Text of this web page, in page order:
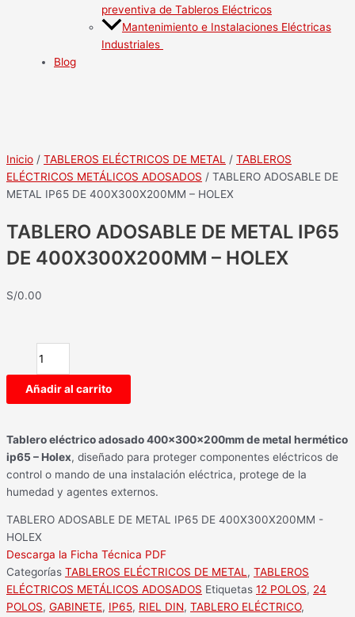
preventiva de Tableros Eléctricos
Mantenimiento e Instalaciones Eléctricas
Industriales
Blog
Inicio / TABLEROS ELÉCTRICOS DE METAL / TABLEROS
ELÉCTRICOS METÁLICOS ADOSADOS / TABLERO ADOSABLE DE
METAL IP65 DE 400X300X200MM – HOLEX
TABLERO ADOSABLE DE METAL IP65
DE 400X300X200MM – HOLEX
S/0.00
Añadir al carrito
Tablero eléctrico adosado 400x300x200mm de metal hermético
ip65 – Holex, diseñado para proteger componentes eléctricos de
control o mando de una instalación eléctrica, protege de la
humedad y agentes externos.
TABLERO ADOSABLE DE METAL IP65 DE 400X300X200MM -
HOLEX
Descarga la Ficha Técnica PDF
Categorías TABLEROS ELÉCTRICOS DE METAL, TABLEROS
ELÉCTRICOS METÁLICOS ADOSADOS Etiquetas 12 POLOS, 24
POLOS, GABINETE, IP65, RIEL DIN, TABLERO ELÉCTRICO,